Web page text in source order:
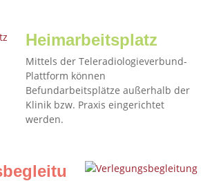
Heimarbeitsplatz
Mittels der Teleradiologieverbund-
Plattform können
Befundarbeitsplätze außerhalb der
Klinik bzw. Praxis eingerichtet
werden.